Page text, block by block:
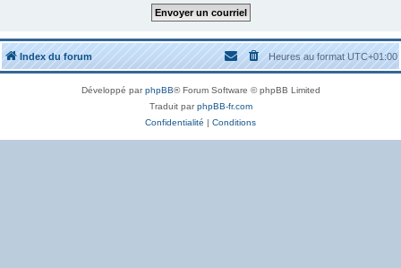
Index du forum Heures au formatUTC+01:00
Développé parphpBB® Forum Software © phpBB Limited
Traduit parphpBB-fr.com
Confidentialité | Conditions